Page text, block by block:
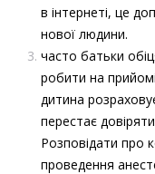
в інтернеті, це
нової людини.
часто батьки
робити на
дитина
перестає
Розповідати про
проведення